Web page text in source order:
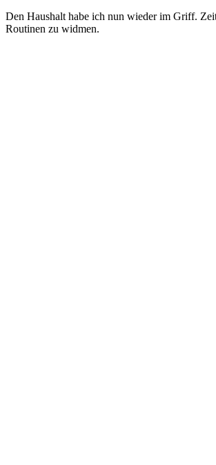
Den Haushalt habe ich nun wieder im Griff.
Routinen zu widmen.